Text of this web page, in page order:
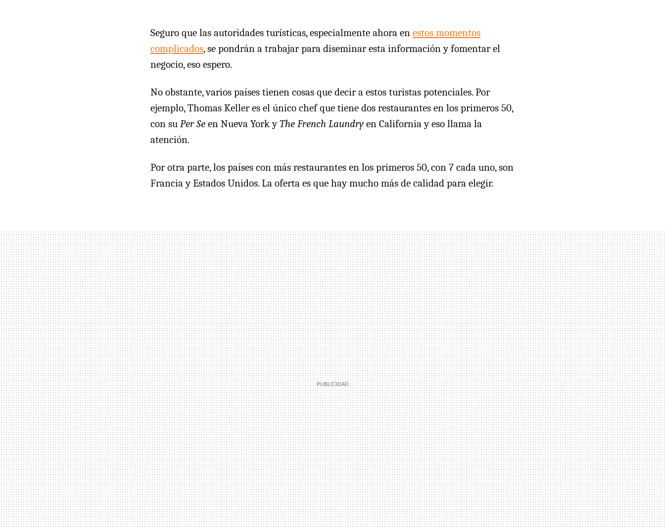
Seguro que las autoridades turísticas, especialmente ahora en estos momentos
complicados, se pondrán a trabajar para diseminar esta información y fomentar el
negocio, eso espero.
No obstante, varios países tienen cosas que decir a estos turistas potenciales. Por
ejemplo, Thomas Keller es el único chef que tiene dos restaurantes en los primeros 50,
con su Per Se en Nueva York yThe French Laundry en California y eso llama la
atención.
Por otra parte, los países con más restaurantes en los primeros 50, con 7 cada uno, son
Francia y Estados Unidos. La oferta es que hay mucho más de calidad para elegir.